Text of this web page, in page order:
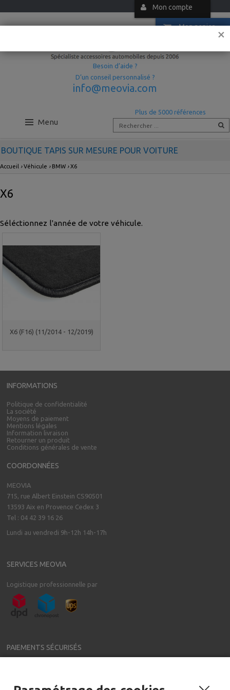
×
Mon compte
Mon panier
Besoin d’aide ?
D’un conseil personnalisé ?
info@meovia.com
Menu
Plus de 5000 références
BOUTIQUE TAPIS SUR MESURE POUR VOITURE
Accueil ›Véhicule › BMW ›X6
X6
Séléctionnez l'année de votre véhicule.
X6 (F16) (11/2014 - 12/2019)
INFORMATIONS
Politique de confidentialité
La société
Moyens de paiement
Mentions légales
Information livraison
Retourner un produit
Conditions générales de vente
COORDONNÉES
MEOVIA
715, rue Albert Einstein CS90501
13593 Aix en Provence Cedex 3
Tel : 04 42 39 16 26
Lundi au vendredi 9h-12h 14h-17h
SERVICES MEOVIA
Logistique professionnelle par
PAIEMENTS SÉCURISÉS